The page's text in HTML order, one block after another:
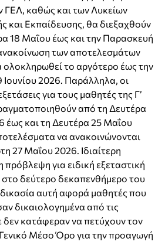
ΓΕΛ, καθώς και των Λυκείων
και Εκπαίδευσης, θα διεξαχθούν
18 Μαΐου έως και την Παρασκευή
των αποτελεσμάτων
ολοκληρωθεί το αργότερο έως την
2026. Παράλληλα, οι
για τους μαθητές της Γ’
από τη Δευτέρα
έως και τη Δευτέρα 25 Μαΐου
να ανακοινώνονται
27 Μαΐου 2026. Ιδιαίτερη
πρόβλεψη για ειδική εξεταστική
δεύτερο δεκαπενθήμερο του
αυτή αφορά μαθητές που
δικαιολογημένα από τις
δεν κατάφεραν να πετύχουν τον
Μέσο Όρο για την προαγωγή